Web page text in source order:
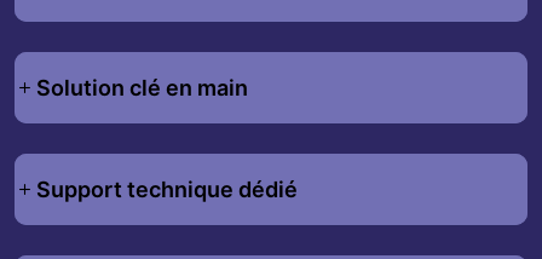
Solution clé en main
Support technique dédié